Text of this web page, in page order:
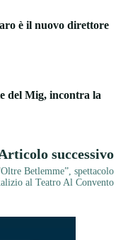
è il nuovo direttore
del Mig, incontra la
successivo
Betlemme”, spettacolo
al Teatro Al Convento